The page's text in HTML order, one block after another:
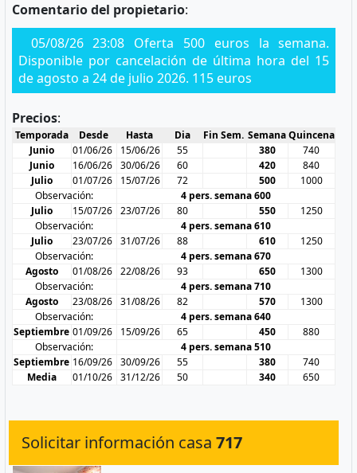
Comentario del propietario:
05/08/26 23:08 Oferta 500 euros la semana.
Disponible por cancelación de última hora del 15
de agosto a 24 de julio 2026. 115 euros
Precios:
Temporada Desde Hasta Dia Fin Sem. SemanaQuincena
Junio
01/06/26 15/06/26 55 380
740
Junio
16/06/26 30/06/26 60 420
840
Julio
01/07/26 15/07/26 72 500
1000
Observación:
4 pers. semana 600
Julio
15/07/26 23/07/26 80 550
1250
Observación:
4 pers. semana 610
Julio
23/07/26 31/07/26 88 610
1250
Observación:
4 pers. semana 670
Agosto
01/08/26 22/08/26 93 650
1300
Observación:
4 pers. semana 710
Agosto
23/08/26 31/08/26 82 570
1300
Observación:
4 pers. semana 640
Septiembre 01/09/26 15/09/26 65 450
880
Observación:
4 pers. semana 510
Septiembre 16/09/26 30/09/26 55 380
740
Media
01/10/26 31/12/26 50 340 650
Solicitar información casa 717